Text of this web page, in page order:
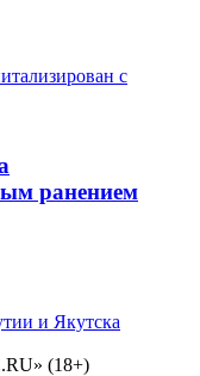
ранением
(18+)